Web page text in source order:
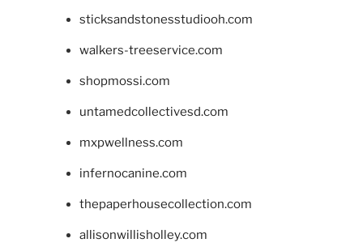
sticksandstonesstudiooh.com
walkers-treeservice.com
shopmossi.com
untamedcollectivesd.com
mxpwellness.com
infernocanine.com
thepaperhousecollection.com
allisonwillisholley.com